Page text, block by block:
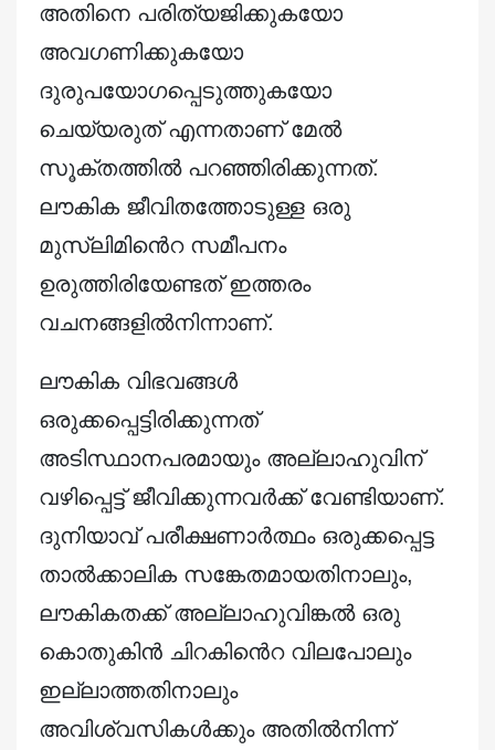
അതിനെ പരിത്യജിക്കുകയോ
അവഗണിക്കുകയോ
ദുരുപയോഗപ്പെടുത്തുകയോ
ചെയ്യരുത് എന്നതാണ് മേൽ
സൂക്തത്തിൽ പറഞ്ഞിരിക്കുന്നത്.
ലൗകിക ജീവിതത്തോടുള്ള ഒരു
മുസ്‌ലിമിൻെറ സമീപനം
ഉരുത്തിരിയേണ്ടത് ഇത്തരം
വചനങ്ങളിൽനിന്നാണ്.
ലൗകിക വിഭവങ്ങൾ
ഒരുക്കപ്പെട്ടിരിക്കുന്നത്
അടിസ്ഥാനപരമായും അല്ലാഹുവിന്
വഴിപ്പെട്ട് ജീവിക്കുന്നവർക്ക് വേണ്ടിയാണ്.
ദുനിയാവ് പരീക്ഷണാർത്ഥം ഒരുക്കപ്പെട്ട
താൽക്കാലിക സങ്കേതമായതിനാലും,
ലൗകികതക്ക് അല്ലാഹുവിങ്കൽ ഒരു
കൊതുകിൻ ചിറകിൻെറ വിലപോലും
ഇല്ലാത്തതിനാലും
അവിശ്വസികൾക്കും അതിൽനിന്ന്